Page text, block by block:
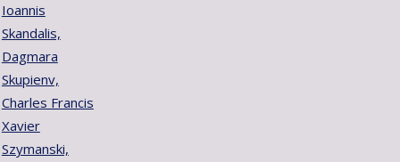
Ioannis
Skandalis,
Dagmara
Skupienv,
Charles Francis
Xavier
Szymanski,